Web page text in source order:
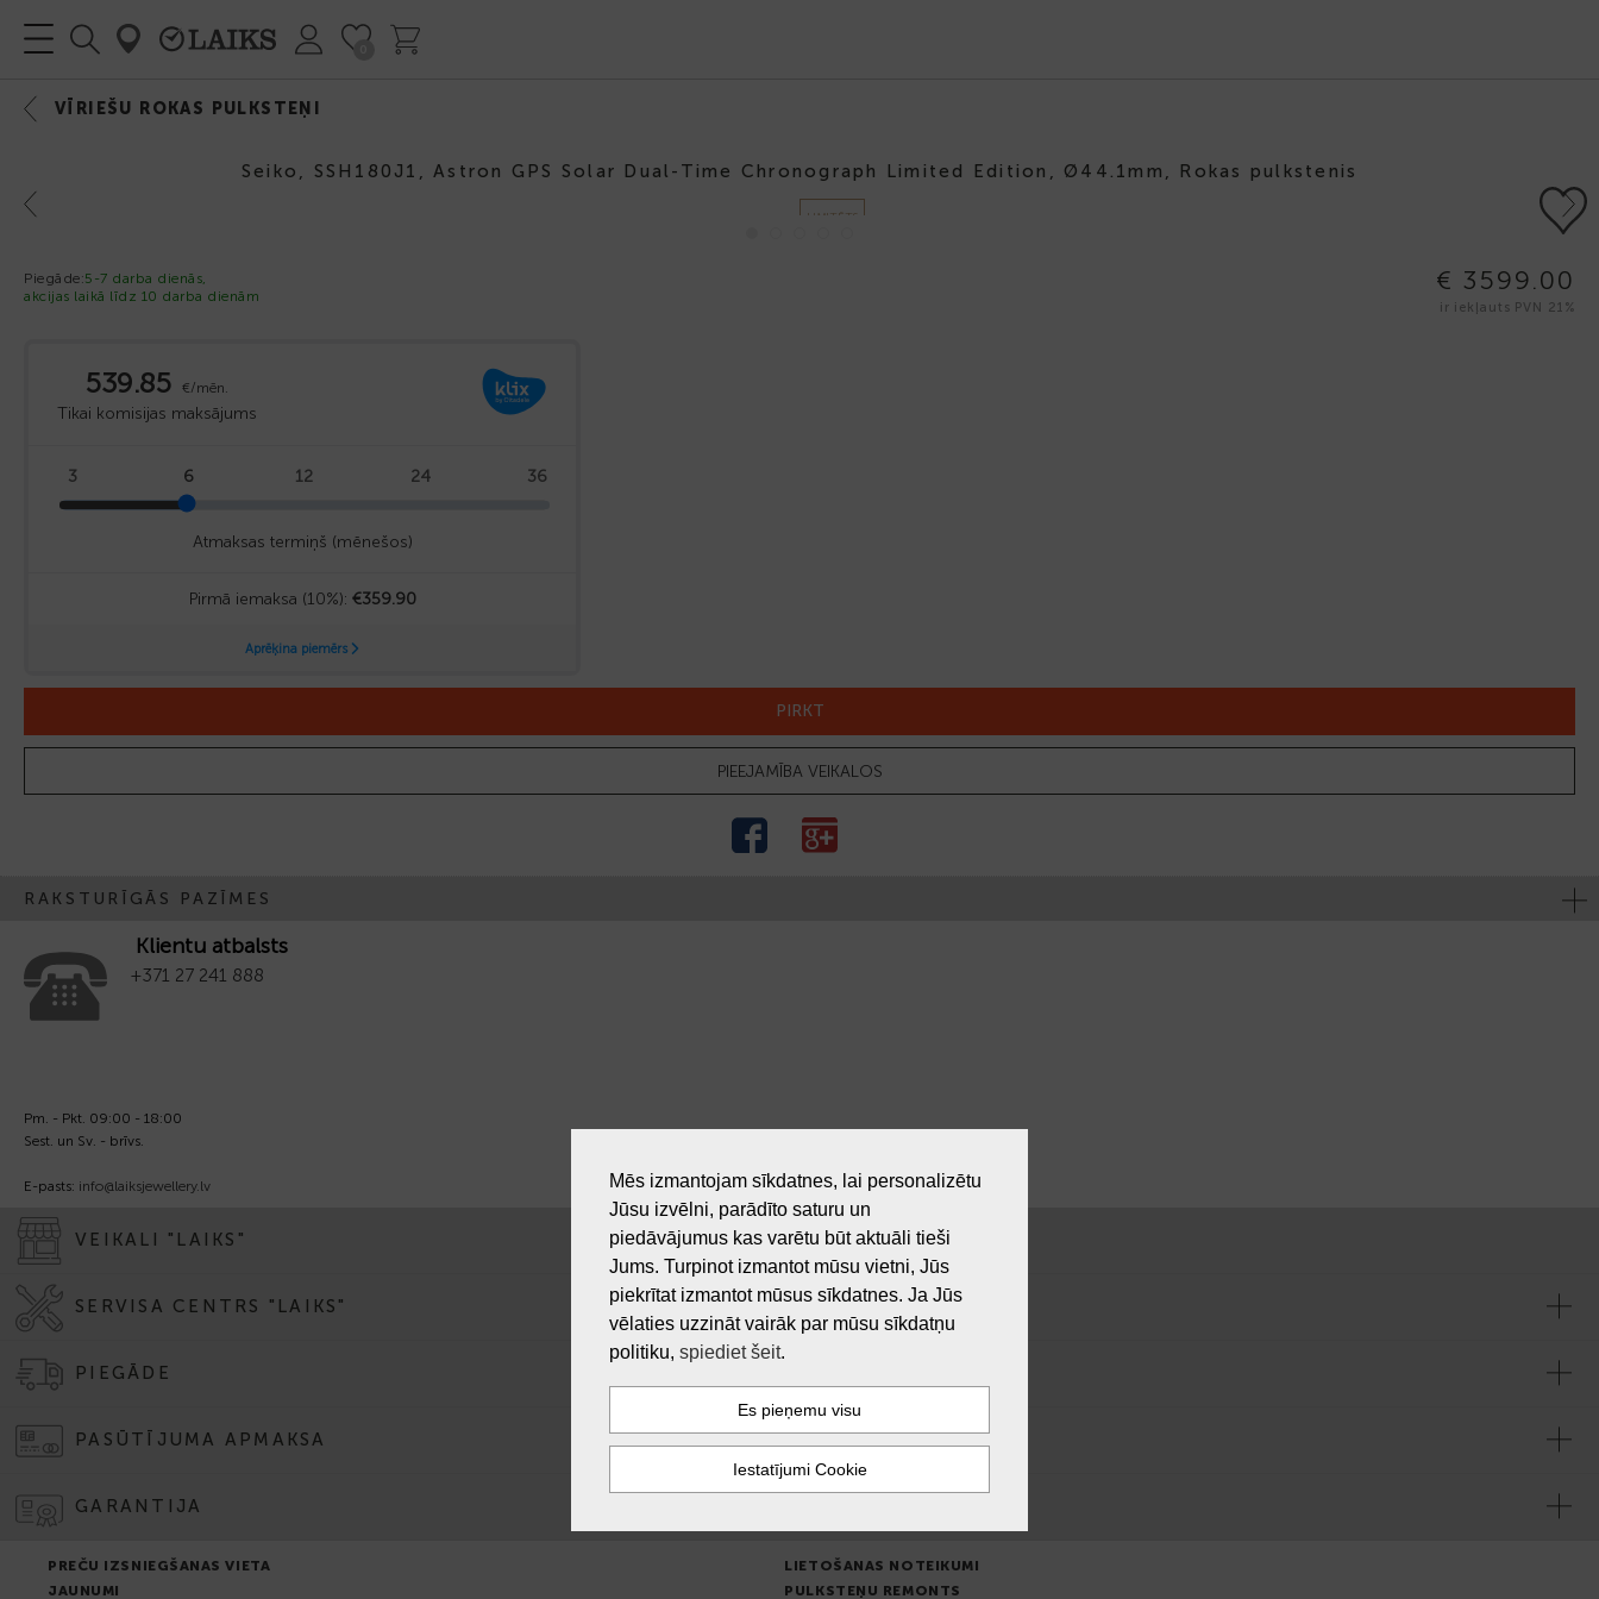
VĪRIEŠU ROKAS PULKSTEŅI
Seiko, SSH180J1, Astron GPS Solar Dual-Time Chronograph Limited Edition, Ø44.1mm, Rokas pulkstenis
Previous
LIMITĒTS
Next
Piegāde:5-7 darba dienās,
akcijas laikā līdz 10 darba dienām
€ 3599.00
ir iekļauts PVN 21%
PIRKT
PIEEJAMĪBA VEIKALOS
RAKSTURĪGĀS PAZĪMES
Klientu atbalsts
+371 27 241 888
Pm. - Pkt. 09:00 - 18:00
Sest. un Sv. - brīvs.
E-pasts: info@laiksjewellery.lv
VEIKALI "LAIKS"
SERVISA CENTRS "LAIKS"
PIEGĀDE
PASŪTĪJUMA APMAKSA
GARANTIJA
PREČU IZSNIEGŠANAS VIETA
LIETOŠANAS NOTEIKUMI
JAUNUMI
PULKSTEŅU REMONTS
Mēs izmantojam sīkdatnes, lai personalizētu
Jūsu izvēlni, parādīto saturu un
piedāvājumus kas varētu būt aktuāli tieši
Jums. Turpinot izmantot mūsu vietni, Jūs
piekrītat izmantot mūsus sīkdatnes. Ja Jūs
vēlaties uzzināt vairāk par mūsu sīkdatņu
politiku, spiediet šeit.